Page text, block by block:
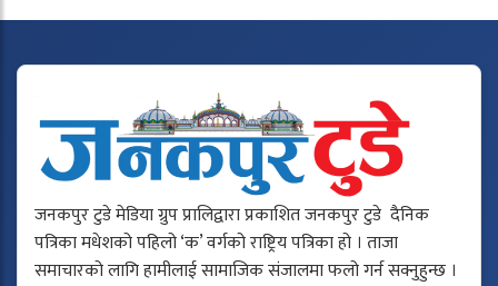
जनकपुर टुडे मेडिया ग्रुप प्रालिद्वारा प्रकाशित जनकपुर टुडे दैनिक
पत्रिका मधेशको पहिलो ‘क’ वर्गको राष्ट्रिय पत्रिका हो । ताजा
समाचारको लागि हामीलाई सामाजिक संजालमा फलो गर्न सक्नुहुन्छ ।